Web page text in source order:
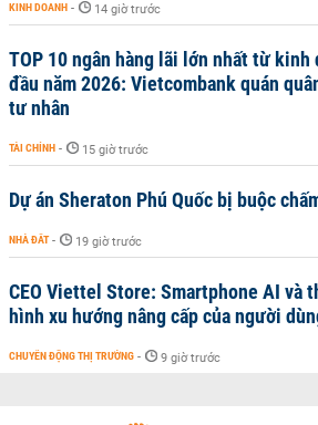
KINH DOANH - 14 giờ trước
TOP 10 ngân hàng lãi lớn nhất từ kinh
đầu năm 2026: Vietcombank quán
tư nhân
TÀI CHÍNH - 15 giờ trước
Dự án Sheraton Phú Quốc bị buộc
NHÀ ĐẤT - 19 giờ trước
CEO Viettel Store: Smartphone AI và
hình xu hướng nâng cấp của người
CHUYỂN ĐỘNG THỊ TRƯỜNG - 9 giờ trước